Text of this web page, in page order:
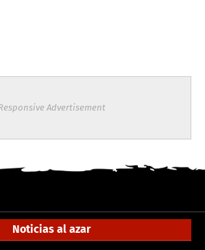
Advertisement
Noticias al azar